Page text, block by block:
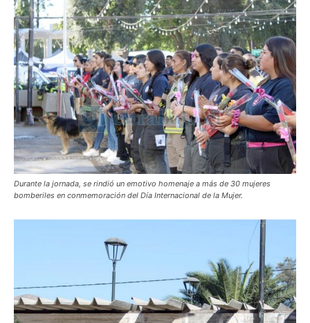
Durante la jornada, se rindió un emotivo homenaje a más de 30 mujeres
bomberiles en conmemoración del Día Internacional de la Mujer.